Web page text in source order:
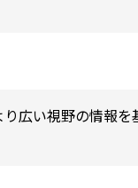
広い視野の情報